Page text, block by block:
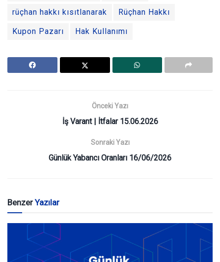
rüçhan hakkı kısıtlanarak Rüçhan Hakkı
Kupon Pazarı Hak Kullanımı
Önceki Yazı
İş Varant | İtfalar 15.06.2026
Sonraki Yazı
Günlük Yabancı Oranları 16/06/2026
BenzerYazılar